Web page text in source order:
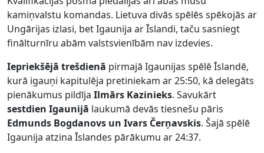
kamiņvalstu komandas. Lietuva divās spēlēs spēkojās ar
Ungārijas izlasi, bet Igaunija ar Īslandi, taču sasniegt
finālturnīru abām valstsvienībām nav izdevies.
Iepriekšējā trešdienā pirmajā Igaunijas spēlē Īslandē,
kurā igauņi kapitulēja pretiniekam ar 25:50, kā delegāts
pienākumus pildīja Ilmārs Kazinieks. Savukārt
sestdien Igaunijā laukumā devās tiesnešu pāris
Edmunds Bogdanovs un Ivars Čerņavskis. Šajā spēlē
Igaunija atzina Īslandes pārākumu ar 24:37.